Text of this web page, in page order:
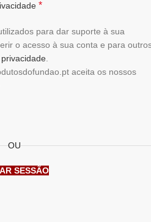
*
​​para dar suporte à sua
o acesso à sua conta e para
aceita os nossos
OU
SESSÃO